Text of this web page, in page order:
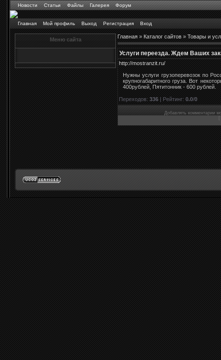
Новости Статьи Файлы Галерея Форум
Главная Мой профиль Выход Регистрация Вход
Меню сайта Главная»Каталог сайтов»Товары и
Услуги переезда. Ждем Ваших
http://mostranzit.ru/
Нужны услуги грузоперевозок по
крупногабаритного груза. Вот
400рублей, Пятитонник - 600 рублей.
Переходов:336|Рейтинг:0.0/0
Добавлять комментарии